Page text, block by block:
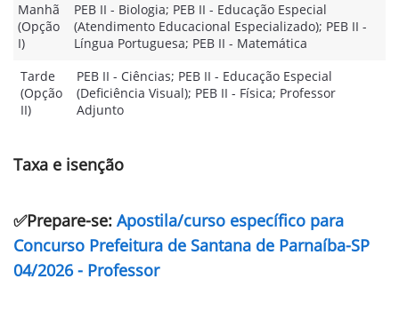
Manhã
(Opção
I)
PEB II - Biologia; PEB II - Educação Especial
(Atendimento Educacional Especializado); PEB II -
Língua Portuguesa; PEB II - Matemática
Tarde
(Opção
II)
PEB II - Ciências; PEB II - Educação Especial
(Deficiência Visual); PEB II - Física; Professor
Adjunto
Taxa e isenção
✅Prepare-se: Apostila/curso específico para
Concurso Prefeitura de Santana de Parnaíba-SP
04/2026 - Professor